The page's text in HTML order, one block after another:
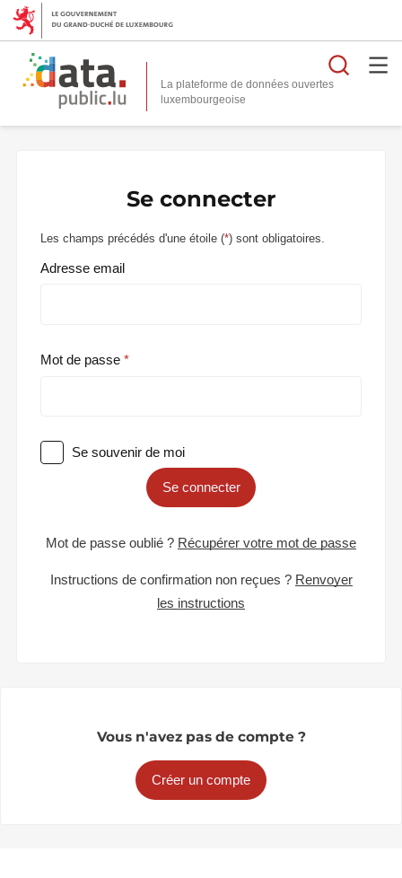
La plateforme de données ouvertes
Se connecter
Les champs précédés d'une étoile (*) sont obligatoires.
Adresse email
Mot de passe
Se souvenir de moi
Se connecter
Mot de passe oublié ? Récupérer votre mot de passe
Instructions de confirmation non reçues ? Renvoyer
les instructions
Vous n'avez pas de compte ?
Créer un compte